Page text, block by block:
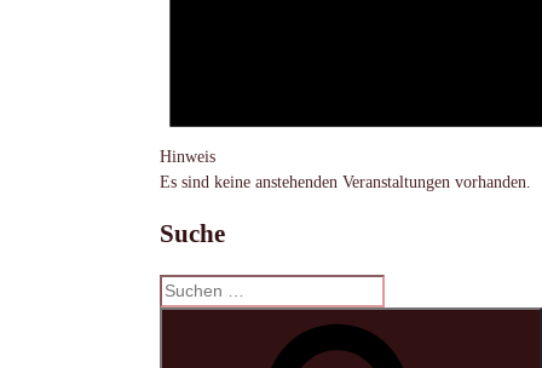
Hinweis
Es sind keine anstehenden Veranstaltungen vorhanden.
Suche
Suchen
nach: